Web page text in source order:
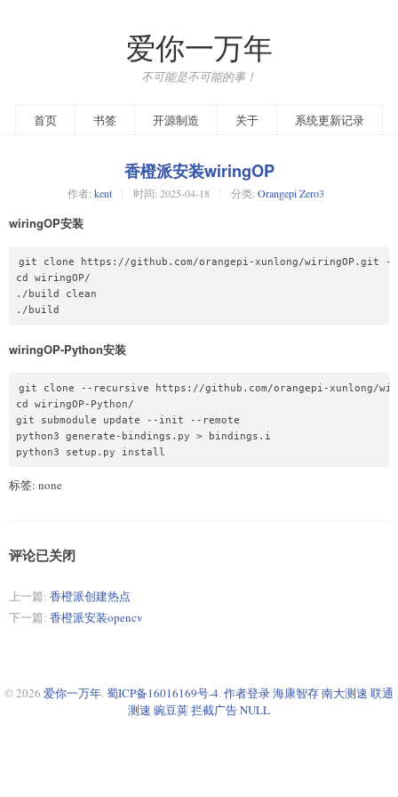
爱你一万年
不可能是不可能的事！
首页 书签 开源制造 关于 系统更新记录
香橙派安装wiringOP
作者: kent 时间: 2025-04-18 分类: Orangepi Zero3
wiringOP安装
git clone https://github.com/orangepi-xunlong/wiringOP.git -
cd wiringOP/
./build clean
wiringOP-Python安装
git clone --recursive https://github.com/orangepi-xunlong/
cd wiringOP-Python/
git submodule update --init --remote
python3 generate-bindings.py > bindings.i
标签: none
评论已关闭
上一篇: 香橙派创建热点
下一篇: 香橙派安装opencv
© 2026 爱你一万年. 蜀ICP备16016169号-4. 作者登录海康智存南大测速 联通
测速 豌豆荚拦截广告NULL